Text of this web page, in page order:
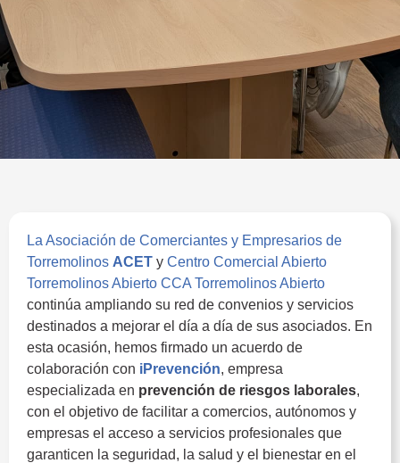
La Asociación de Comerciantes y Empresarios de
Torremolinos ACET y Centro Comercial Abierto
Torremolinos Abierto CCA Torremolinos Abierto
continúa ampliando su red de convenios y servicios
destinados a mejorar el día a día de sus asociados. En
esta ocasión, hemos firmado un acuerdo de
colaboración con iPrevención, empresa
especializada en prevención de riesgos laborales,
con el objetivo de facilitar a comercios, autónomos y
empresas el acceso a servicios profesionales que
garanticen la seguridad, la salud y el bienestar en el